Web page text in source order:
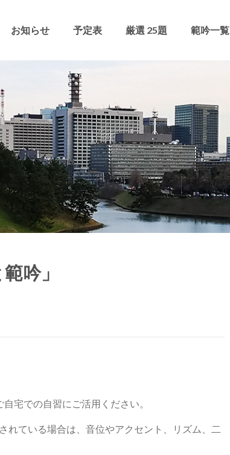
お知らせ 予定表 厳選 25題 範吟一覧
吟」
宅での自習にご活用ください。
れている場合は、音位やアクセント、リズム、二